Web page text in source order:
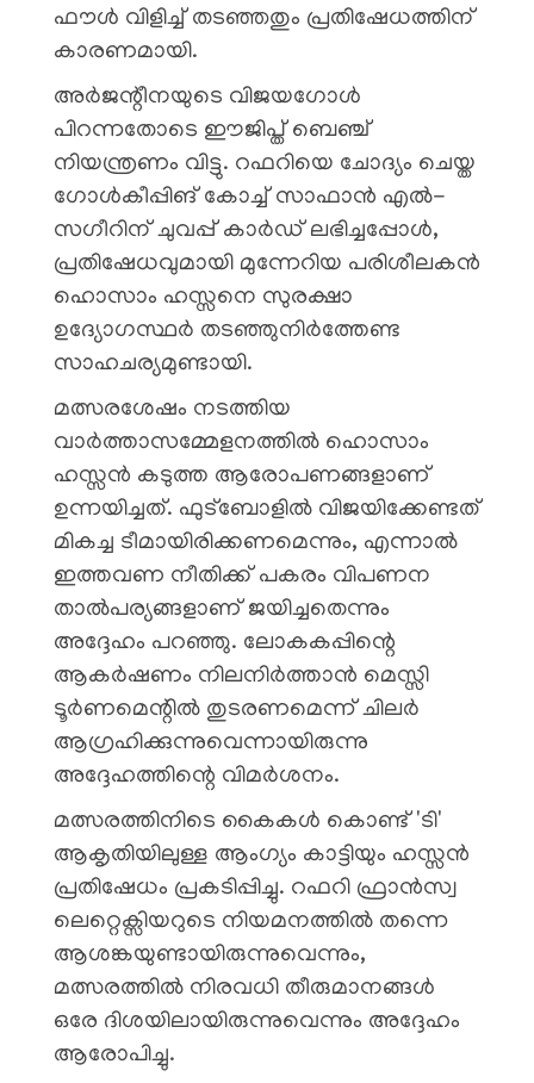
ഫൗൾ വിളിച്ച് തടഞ്ഞതും പ്രതിഷേധത്തിന്
കാരണമായി.
അർജന്റീനയുടെ വിജയഗോൾ
പിറന്നതോടെ ഈജിപ്ത് ബെഞ്ച്
നിയന്ത്രണം വിട്ടു. റഫറിയെ ചോദ്യം ചെയ്ത
ഗോൾകീപ്പിങ് കോച്ച് സാഫാൻ എൽ-
സഗീറിന് ചുവപ്പ് കാർഡ് ലഭിച്ചപ്പോൾ,
പ്രതിഷേധവുമായി മുന്നേറിയ പരിശീലകൻ
ഹൊസാം ഹസ്സനെ സുരക്ഷാ
ഉദ്യോഗസ്ഥർ തടഞ്ഞുനിർത്തേണ്ട
സാഹചര്യമുണ്ടായി.
മത്സരശേഷം നടത്തിയ
വാർത്താസമ്മേളനത്തിൽ ഹൊസാം
ഹസ്സൻ കടുത്ത ആരോപണങ്ങളാണ്
ഉന്നയിച്ചത്. ഫുട്ബോളിൽ വിജയിക്കേണ്ടത്
മികച്ച ടീമായിരിക്കണമെന്നും, എന്നാൽ
ഇത്തവണ നീതിക്ക് പകരം വിപണന
താൽപര്യങ്ങളാണ് ജയിച്ചതെന്നും
അദ്ദേഹം പറഞ്ഞു. ലോകകപ്പിന്റെ
ആകർഷണം നിലനിർത്താൻ മെസ്സി
ടൂർണമെന്റിൽ തുടരണമെന്ന് ചിലർ
ആഗ്രഹിക്കുന്നുവെന്നായിരുന്നു
അദ്ദേഹത്തിന്റെ വിമർശനം.
മത്സരത്തിനിടെ കൈകൾ കൊണ്ട് 'ടി'
ആകൃതിയിലുള്ള ആംഗ്യം കാട്ടിയും ഹസ്സൻ
പ്രതിഷേധം പ്രകടിപ്പിച്ചു. റഫറി ഫ്രാൻസ്വ
ലെറ്റെക്സിയറുടെ നിയമനത്തിൽ തന്നെ
ആശങ്കയുണ്ടായിരുന്നുവെന്നും,
മത്സരത്തിൽ നിരവധി തീരുമാനങ്ങൾ
ഒരേ ദിശയിലായിരുന്നുവെന്നും അദ്ദേഹം
ആരോപിച്ചു.